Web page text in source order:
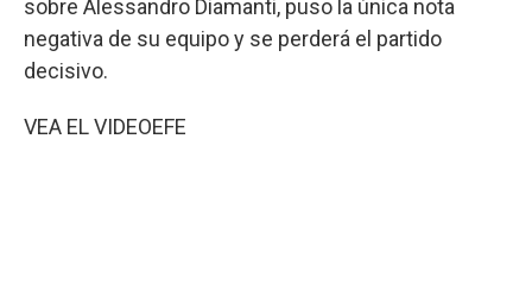
sobre Alessandro Diamanti, puso la única nota
negativa de su equipo y se perderá el partido
decisivo.
VEA EL VIDEOEFE